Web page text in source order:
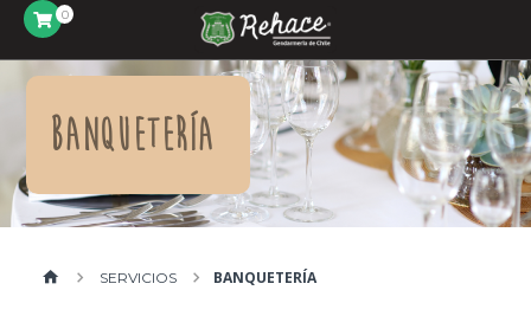
0
Banquetería
SERVICIOS BANQUETERÍA